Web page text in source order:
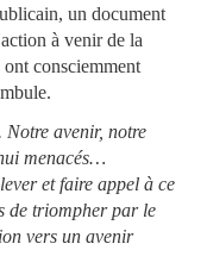
un document
à venir de la
consciemment
avenir, notre
menacés…
et faire appel à ce
de triompher par le
vers un avenir